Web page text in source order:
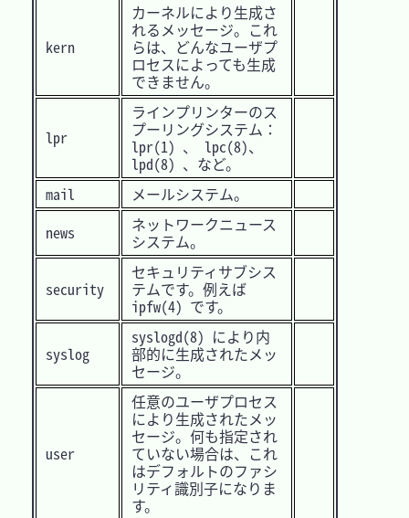
kern
カーネルにより生成さ
れるメッセージ。これ
らは、どんなユーザプ
ロセスによっても生成
できません。
lpr
ラインプリンターのス
プーリングシステム：
lpr(1) 、 lpc(8)、
lpd(8) 、など。
mail
メールシステム。
news
ネットワークニュース
システム。
security
セキュリティサブシス
テムです。例えば
ipfw(4) です。
syslog
syslogd(8) により内
部的に生成されたメッ
セージ。
user
任意のユーザプロセス
により生成されたメッ
セージ。何も指定され
ていない場合は、これ
はデフォルトのファシ
リティ識別子になりま
す。